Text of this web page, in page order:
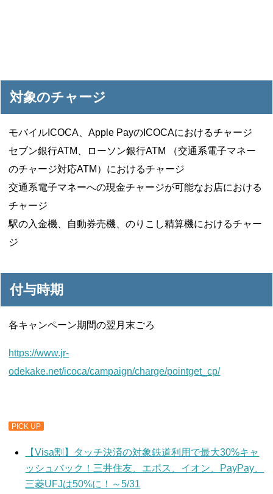
対象のチャージ
モバイルICOCA、Apple PayのICOCAにおけるチャージ
セブン銀行ATM、ローソン銀行ATM （交通系電子マネー
のチャージ対応ATM）におけるチャージ
交通系電子マネーへの現金チャージが可能なお店における
チャージ
駅の入金機、自動券売機、のりこし精算機におけるチャー
ジ
付与時期
各キャンペーン期間の翌月末ごろ
https://www.jr-
odekake.net/icoca/campaign/charge/pointget_cp/
PICK UP
【Visa割】タッチ決済の対象鉄道利用で最大30%キャ
ッシュバック！三井住友、エポス、イオン、PayPay、
三菱UFJは50%に！～5/31